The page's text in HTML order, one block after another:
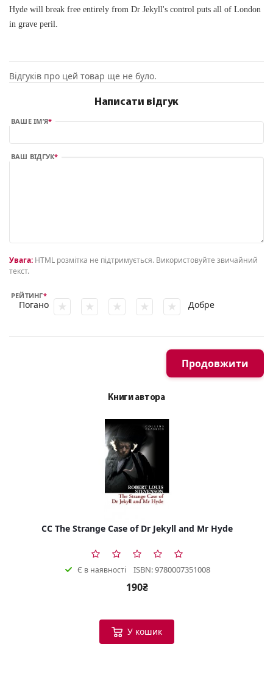
Hyde will break free entirely from Dr Jekyll's control puts all of London
in grave peril.
Відгуків про цей товар ще не було.
Написати відгук
ВАШЕ ІМ’Я
ВАШ ВІДГУК
Увага: HTML розмітка не підтримується. Використовуйте звичайний
текст.
РЕЙТИНГ
Погано Добре
Продовжити
Книги автора
CC The Strange Case of Dr Jekyll and Mr Hyde
Є в наявності ISBN: 9780007351008
190₴
У кошик